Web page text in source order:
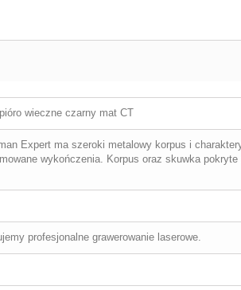
wieczne czarny mat CT
Expert ma szeroki metalowy korpus i
wykończenia. Korpus oraz skuwka
profesjonalne grawerowanie laserowe.